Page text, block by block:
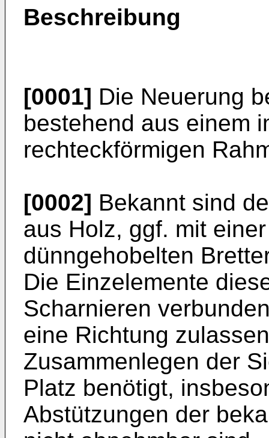
Beschreibung
[0001] Die Neuerung
bestehend aus einem
rechteckförmigen
[0002] Bekannt sind
aus Holz, ggf. mit
dünngehobelten
Die Einzelemente
Scharnieren
eine Richtung
Zusammenlegen der
Platz benötigt,
Abstützungen der